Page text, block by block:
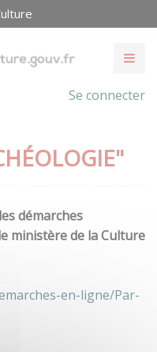
Se connecter
démarches
ministère de la Culture
en-ligne/Par-